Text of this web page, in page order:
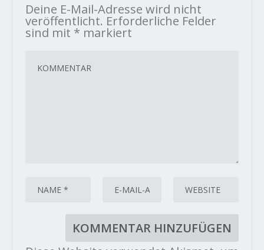
Deine E-Mail-Adresse wird nicht
veröffentlicht. Erforderliche Felder
sind mit * markiert